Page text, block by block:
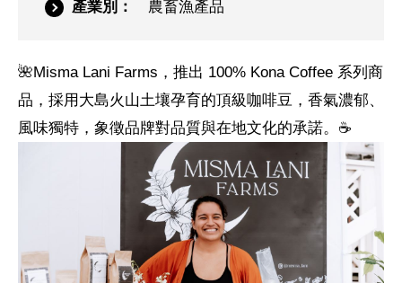
產業別： 農畜漁產品
🌺Misma Lani Farms，推出 100% Kona Coffee 系列商
品，採用大島火山土壤孕育的頂級咖啡豆，香氣濃郁、
風味獨特，象徵品牌對品質與在地文化的承諾。☕